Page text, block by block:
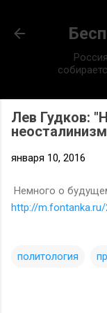
Лев Гудков:
января 10, 2016
Немного о
http://
политология